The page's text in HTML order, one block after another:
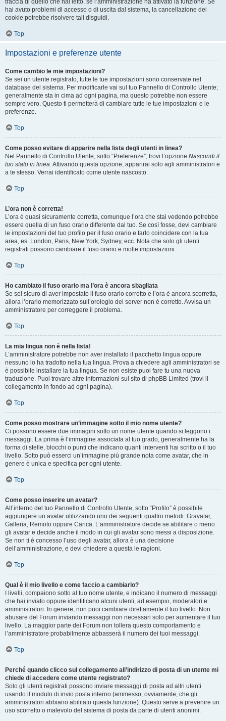
traccia di quello che hai letto, se l’amministrazione ha attivato la funzione. Se
hai avuto problemi di accesso o di uscita dal sistema, la cancellazione dei
cookie potrebbe risolvere tali disguidi.
Top
Impostazioni e preferenze utente
Come cambio le mie impostazioni?
Se sei un utente registrato, tutte le tue impostazioni sono conservate nel
database del sistema. Per modificarle vai sul tuo Pannello di Controllo Utente;
generalmente sta in cima ad ogni pagina, ma questo potrebbe non essere
sempre vero. Questo ti permetterà di cambiare tutte le tue impostazioni e le
preferenze.
Top
Come posso evitare di apparire nella lista degli utenti in linea?
Nel Pannello di Controllo Utente, sotto “Preferenze”, trovi l’opzione Nascondi il
tuo stato in linea. Attivando questa opzione, apparirai solo agli amministratori e
a te stesso. Verrai identificato come utente nascosto.
Top
L’ora non è corretta!
L’ora è quasi sicuramente corretta, comunque l’ora che stai vedendo potrebbe
essere quella di un fuso orario differente dal tuo. Se così fosse, devi cambiare
le impostazioni del tuo profilo per il fuso orario e farlo coincidere con la tua
area, es. London, Paris, New York, Sydney, ecc. Nota che solo gli utenti
registrati possono cambiare il fuso orario e molte impostazioni.
Top
Ho cambiato il fuso orario ma l’ora è ancora sbagliata
Se sei sicuro di aver impostato il fuso orario corretto e l’ora è ancora scorretta,
allora l’orario memorizzato sull’orologio del server non è corretto. Avvisa un
amministratore per correggere il problema.
Top
La mia lingua non è nella lista!
L’amministratore potrebbe non aver installato il pacchetto lingua oppure
nessuno lo ha tradotto nella tua lingua. Prova a chiedere agli amministratori se
è possibile installare la tua lingua. Se non esiste puoi fare tu una nuova
traduzione. Puoi trovare altre informazioni sul sito di phpBB Limited (trovi il
collegamento in fondo ad ogni pagina).
Top
Come posso mostrare un’immagine sotto il mio nome utente?
Ci possono essere due immagini sotto un nome utente quando si leggono i
messaggi. La prima è l’immagine associata al tuo grado, generalmente ha la
forma di stelle, blocchi o punti che indicano quanti interventi hai scritto o il tuo
livello. Sotto può esserci un’immagine più grande nota come avatar, che in
genere è unica e specifica per ogni utente.
Top
Come posso inserire un avatar?
All’interno del tuo Pannello di Controllo Utente, sotto “Profilo” è possibile
aggiungere un avatar utilizzando uno dei seguenti quattro metodi: Gravatar,
Galleria, Remoto oppure Carica. L’amministratore decide se abilitare o meno
gli avatar e decide anche il modo in cui gli avatar sono messi a disposizione.
Se non ti è concesso l’uso degli avatar, allora è una decisione
dell’amministrazione, e devi chiedere a questa le ragioni.
Top
Qual è il mio livello e come faccio a cambiarlo?
I livelli, compaiono sotto al tuo nome utente, e indicano il numero di messaggi
che hai inviato oppure identificano alcuni utenti, ad esempio, moderatori e
amministratori. In genere, non puoi cambiare direttamente il tuo livello. Non
abusare del Forum inviando messaggi non necessari solo per aumentare il tuo
livello. La maggior parte dei Forum non tollera questo comportamento e
l’amministratore probabilmente abbasserà il numero dei tuoi messaggi.
Top
Perché quando clicco sul collegamento all’indirizzo di posta di un utente mi
chiede di accedere come utente registrato?
Solo gli utenti registrati possono inviare messaggi di posta ad altri utenti
usando il modulo di invio posta interno (ammesso, ovviamente, che gli
amministratori abbiano abilitato questa funzione). Questo serve a prevenire un
uso scorretto o malevolo del sistema di posta da parte di utenti anonimi.